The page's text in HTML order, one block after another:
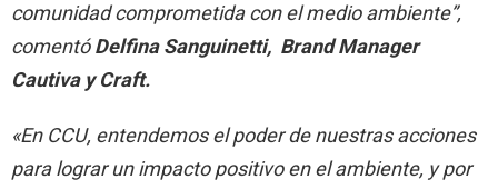
comunidad comprometida con el medio ambiente”,
comentóDelfina Sanguinetti, Brand Manager
Cautiva y Craft.
«En CCU, entendemos el poder de nuestras acciones
para lograr un impacto positivo en el ambiente, y por